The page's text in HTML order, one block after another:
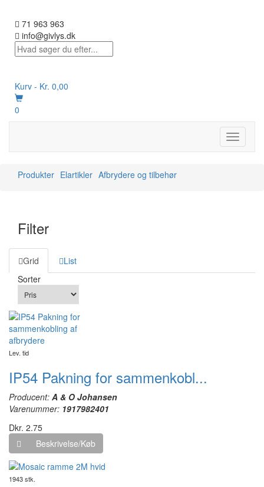
71 963 963
info@givlys.dk
Kurv - Kr. 0,00
0
Toggle
Produkter Elartikler Afbrydere og tilbehør
Filter
Grid
List
Sorter
Lev. tid
IP54 Pakning for sammenkobl...
Producent: A & O Johansen
Varenummer: 1917982401
Dkr. 2.75
Beskrivelse/Køb
1943 stk.